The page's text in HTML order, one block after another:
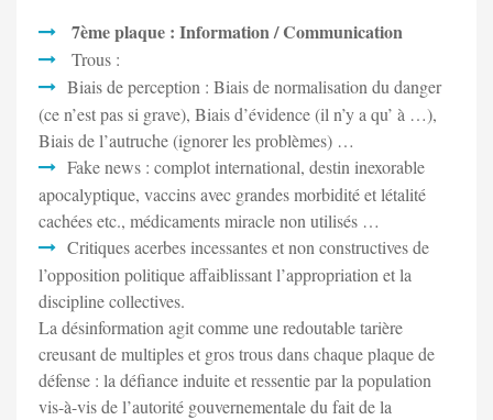
7ème plaque : Information / Communication
Trous :
Biais de perception : Biais de normalisation du danger
(ce n’est pas si grave), Biais d’évidence (il n’y a qu’ à …),
Biais de l’autruche (ignorer les problèmes) …
Fake news : complot international, destin inexorable
apocalyptique, vaccins avec grandes morbidité et létalité
cachées etc., médicaments miracle non utilisés …
Critiques acerbes incessantes et non constructives de
l’opposition politique affaiblissant l’appropriation et la
discipline collectives.
La désinformation agit comme une redoutable tarière
creusant de multiples et gros trous dans chaque plaque de
défense : la défiance induite et ressentie par la population
vis-à-vis de l’autorité gouvernementale du fait de la